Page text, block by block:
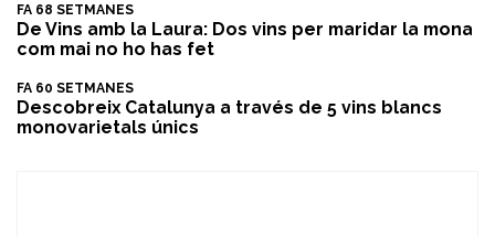
FA 68 SETMANES
De Vins amb la Laura: Dos vins per maridar la mona
com mai no ho has fet
FA 60 SETMANES
Descobreix Catalunya a través de 5 vins blancs
monovarietals únics